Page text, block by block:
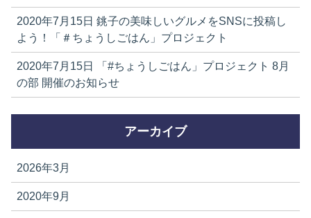
2020年7月15日 銚子の美味しいグルメをSNSに投稿し
よう！「＃ちょうしごはん」プロジェクト
2020年7月15日
「#ちょうしごはん」プロジェクト 8月
の部 開催のお知らせ
アーカイブ
2026年3月
2020年9月